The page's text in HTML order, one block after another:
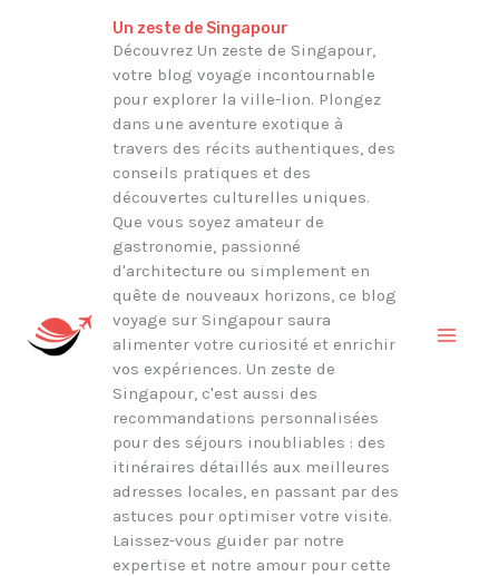
Un zeste de Singapour
Découvrez Un zeste de Singapour,
votre blog voyage incontournable
pour explorer la ville-lion. Plongez
dans une aventure exotique à
travers des récits authentiques, des
conseils pratiques et des
découvertes culturelles uniques.
Que vous soyez amateur de
gastronomie, passionné
d'architecture ou simplement en
quête de nouveaux horizons, ce blog
voyage sur Singapour saura
alimenter votre curiosité et enrichir
vos expériences. Un zeste de
Singapour, c'est aussi des
recommandations personnalisées
pour des séjours inoubliables : des
itinéraires détaillés aux meilleures
adresses locales, en passant par des
astuces pour optimiser votre visite.
Laissez-vous guider par notre
expertise et notre amour pour cette
Rechercher